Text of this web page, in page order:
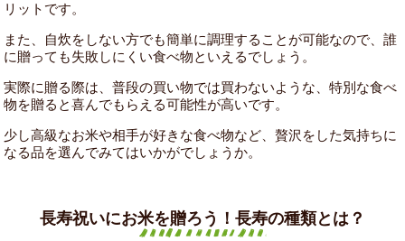
リットです。
また、自炊をしない方でも簡単に調理することが可能なので、誰
に贈っても失敗しにくい食べ物といえるでしょう。
実際に贈る際は、普段の買い物では買わないような、特別な食べ
物を贈ると喜んでもらえる可能性が高いです。
少し高級なお米や相手が好きな食べ物など、贅沢をした気持ちに
なる品を選んでみてはいかがでしょうか。
長寿祝いにお米を贈ろう！長寿の種類とは？